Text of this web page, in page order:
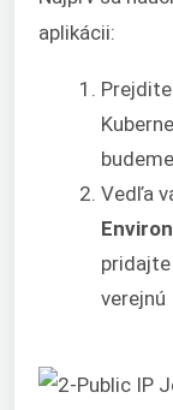
aplikácii:
Vedľa
verejnú